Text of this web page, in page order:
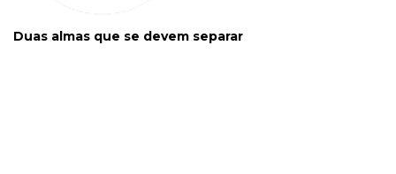
Duas almas que se devem separar